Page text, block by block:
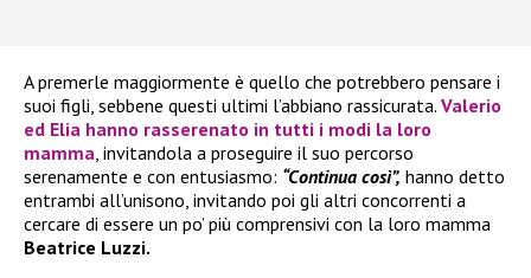
A premerle maggiormente è quello che potrebbero pensare i
suoi figli, sebbene questi ultimi l’abbiano rassicurata. Valerio
ed Elia hanno rasserenato in tutti i modi la loro
mamma, invitandola a proseguire il suo percorso
serenamente e con entusiasmo: “Continua così”, hanno detto
entrambi all’unisono, invitando poi gli altri concorrenti a
cercare di essere un po’ più comprensivi con la loro mamma
Beatrice Luzzi.